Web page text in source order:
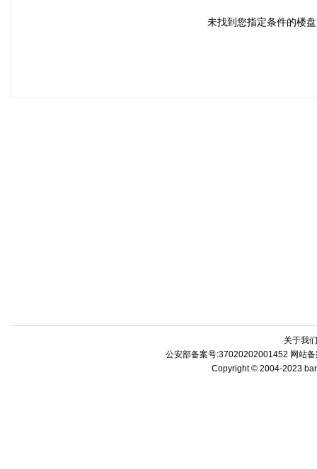
未找到您指定条件的楼盘
关于我们
公安部备案号:37020202001452 网站备
Copyright © 2004-2023